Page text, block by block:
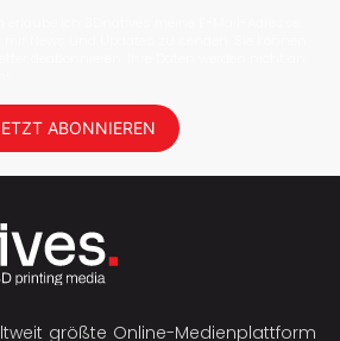
ABONNIEREN
größte Online-Medienplattform